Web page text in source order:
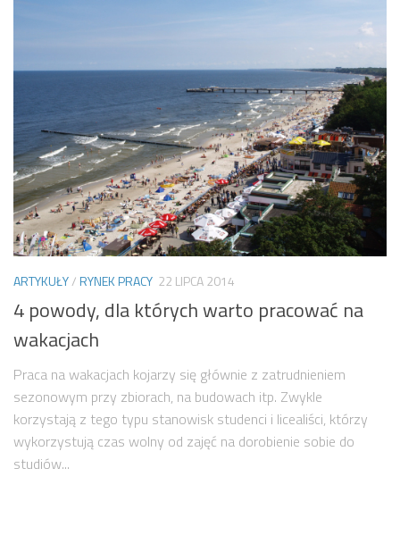
ARTYKUŁY/RYNEK PRACY 22 LIPCA 2014
4 powody, dla których warto pracować na
wakacjach
Praca na wakacjach kojarzy się głównie z zatrudnieniem
sezonowym przy zbiorach, na budowach itp. Zwykle
korzystają z tego typu stanowisk studenci i licealiści, którzy
wykorzystują czas wolny od zajęć na dorobienie sobie do
studiów...